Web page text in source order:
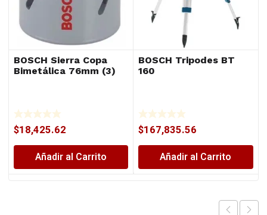
BOSCH Sierra Copa
Bimetálica 76mm (3)
$18,425.62
Añadir al Carrito
BOSCH Tripodes BT
160
$167,835.56
Añadir al Carrito